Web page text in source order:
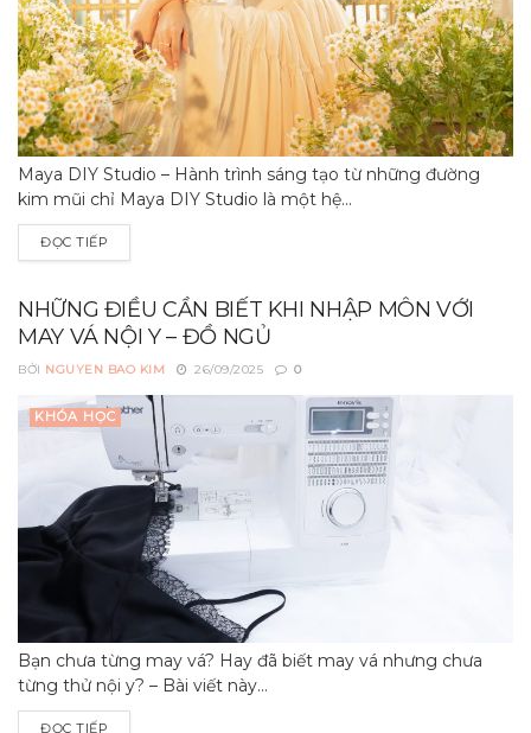
Maya DIY Studio – Hành trình sáng tạo từ những đường
kim mũi chỉ Maya DIY Studio là một hệ...
ĐỌC TIẾP
NHỮNG ĐIỀU CẦN BIẾT KHI NHẬP MÔN VỚI
MAY VÁ NỘI Y – ĐỒ NGỦ
BỞI NGUYEN BAO KIM 26/09/2025 0
KHÓA HỌC
Bạn chưa từng may vá? Hay đã biết may vá nhưng chưa
từng thử nội y? – Bài viết này...
ĐỌC TIẾP